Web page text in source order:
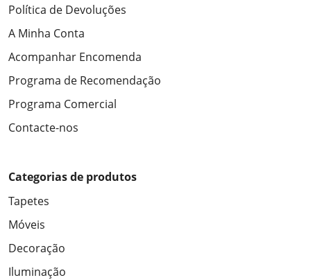
Política de Devoluções
A Minha Conta
Acompanhar Encomenda
Programa de Recomendação
Programa Comercial
Contacte-nos
Categorias de produtos
Tapetes
Móveis
Decoração
Iluminação